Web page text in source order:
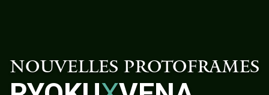
NOUVELLES PROTOFRAMES